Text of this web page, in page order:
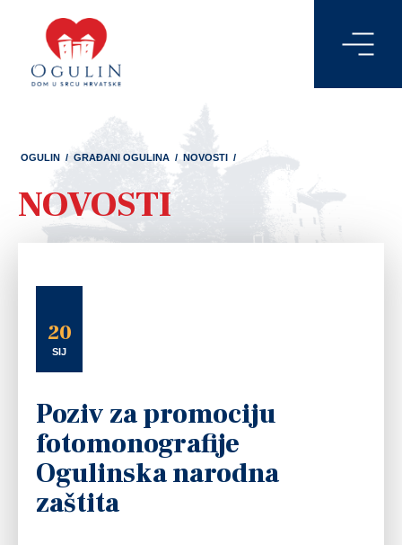
OGULIN / GRAĐANI OGULINA / NOVOSTI /
NOVOSTI
20
SIJ
Poziv za promociju
fotomonografije
Ogulinska narodna
zaštita